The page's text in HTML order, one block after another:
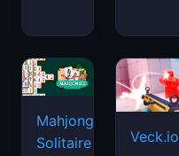
Mahjongg
Solitaire
Veck.io